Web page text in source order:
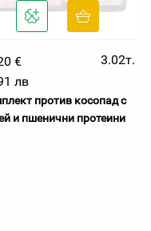
€
3.02т.
лв
против косопад с
и пшенични протеини